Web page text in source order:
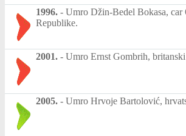
1996. - Umro Džin-Bedel Bokasa, car
Republike.
2001. - Umro Ernst Gombrih,
2005. - Umro Hrvoje Bartolović,